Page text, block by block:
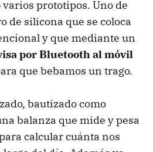
prototipos. Uno de
de silicona que se coloca
y que mediante un
por Bluetooth al móvil
que bebamos un trago.
bautizado como
balanza que mide y pesa
calcular cuánta nos